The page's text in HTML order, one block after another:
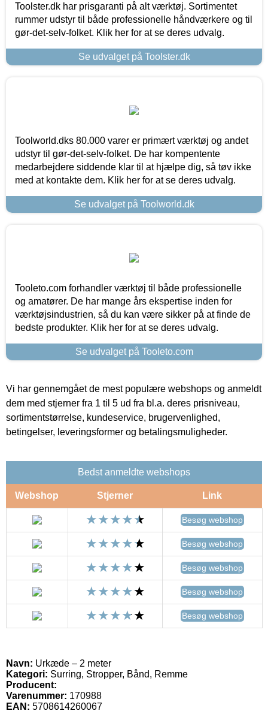
Toolster.dk har prisgaranti på alt værktøj. Sortimentet
rummer udstyr til både professionelle håndværkere og til
gør-det-selv-folket. Klik her for at se deres udvalg.
Se udvalget på Toolster.dk
Toolworld.dks 80.000 varer er primært værktøj og andet
udstyr til gør-det-selv-folket. De har kompentente
medarbejdere siddende klar til at hjælpe dig, så tøv ikke
med at kontakte dem. Klik her for at se deres udvalg.
Se udvalget på Toolworld.dk
Tooleto.com forhandler værktøj til både professionelle
og amatører. De har mange års ekspertise inden for
værktøjsindustrien, så du kan være sikker på at finde de
bedste produkter. Klik her for at se deres udvalg.
Se udvalget på Tooleto.com
Vi har gennemgået de mest populære webshops og anmeldt
dem med stjerner fra 1 til 5 ud fra bl.a. deres prisniveau,
sortimentstørrelse, kundeservice, brugervenlighed,
betingelser, leveringsformer og betalingsmuligheder.
Bedst anmeldte webshops
Webshop Stjerner Link
Besøg webshop
Besøg webshop
Besøg webshop
Besøg webshop
Besøg webshop
Navn: Urkæde – 2 meter
Kategori: Surring, Stropper, Bånd, Remme
Producent:
Varenummer: 170988
EAN: 5708614260067